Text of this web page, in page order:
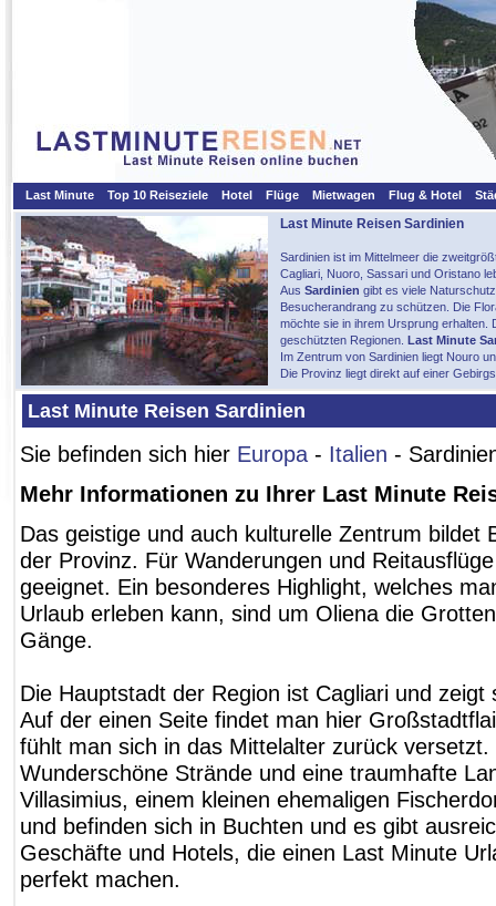
Last Minute Top 10 Reiseziele Hotel Flüge Mietwagen Flug & Hotel
Last Minute Reisen Sardinien
Sardinien ist im Mittelmeer die
Cagliari, Nuoro, Sassari und Oristano
Aus Sardinien gibt es viele
Besucherandrang zu schützen. Die
möchte sie in ihrem Ursprung erhalten.
geschützten Regionen. Last Minute
Im Zentrum von Sardinien liegt Nouro
Die Provinz liegt direkt auf einer
Last Minute Reisen Sardinien
Sie befinden sich hier Europa - Italien -
Mehr Informationen zu Ihrer Last Minute
Das geistige und auch kulturelle Zentrum bildet
der Provinz. Für Wanderungen und
geeignet. Ein besonderes Highlight, welches
Urlaub erleben kann, sind um Oliena die
Gänge.
Die Hauptstadt der Region ist Cagliari und
Auf der einen Seite findet man hier
fühlt man sich in das Mittelalter zurück versetzt.
Wunderschöne Strände und eine traumhafte
Villasimius, einem kleinen ehemaligen
und befinden sich in Buchten und es gibt
Geschäfte und Hotels, die einen Last Minute
perfekt machen.